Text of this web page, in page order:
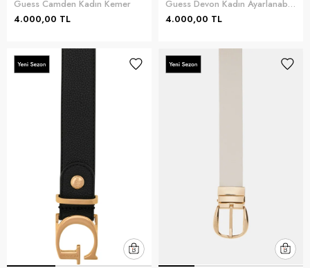
Guess Camden Kadın Kemer
4.000,00 TL
Guess Devon Kadın Ayarlanabilir Kemer Bej
4.000,00 TL